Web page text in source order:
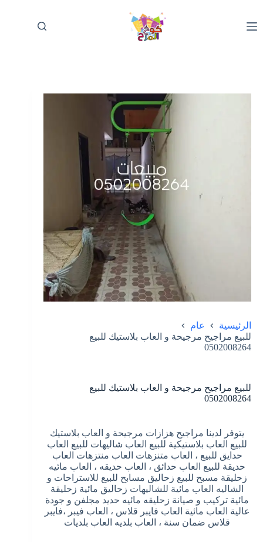
المحتوى
الرئيسية
عام
للبيع مراجيح مرجيحة و العاب بلاستيك للبيع
0502008264
للبيع مراجيح مرجيحة و العاب بلاستيك للبيع
0502008264
يتوفر لدينا مراجيح هزازات مرجيحة و العاب بلاستيك
للبيع العاب بلاستيكية للبيع العاب شاليهات للبيع العاب
حدايق للبيع ، العاب متنزهات العاب منتزهات العاب
حديقة للبيع العاب حدائق ، العاب حديقه ، العاب مائيه
زحليقة مسبح للبيع زحاليق مسابح للبيع للاستراحات و
الشاليه العاب مائية للشاليهات زحاليق مائية زحليقة
مائية تركيب و صيانة زحليقه مائيه حديد مجلفن و جودة
عالية العاب مائية العاب فايبر قلاس ، العاب فيبر ،فايبر
قلاس ضمان سنة ، العاب بلديه العاب بلديات